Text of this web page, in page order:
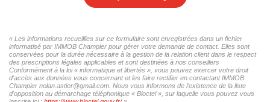
« Les informations recueillies sur ce formulaire sont enregistrées dans un fichier
informatisé par IMMOB Champier pour gérer votre demande de contact. Elles sont
conservées pour la durée nécessaire à la gestion de la relation client dans le respect
des prescriptions légales applicables et sont destinées à nos conseillers
Conformément à la loi « informatique et libertés », vous pouvez exercer votre droit
d'accès aux données vous concernant et les faire rectifier en contactant IMMOB
Champier nolan.astier@gmail.com. Nous vous informons de l'existence de la liste
d'opposition au démarchage téléphonique « Bloctel », sur laquelle vous pouvez vous